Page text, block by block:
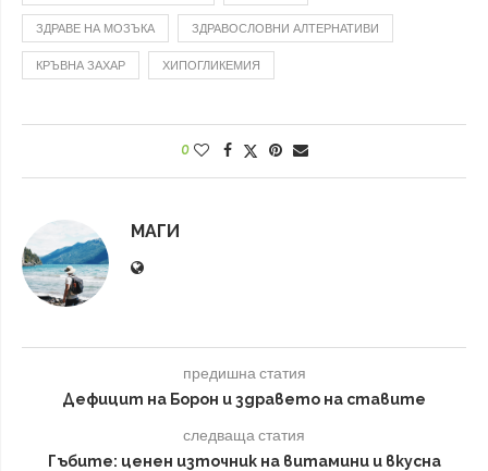
ЗДРАВЕ НА МОЗЪКА ЗДРАВОСЛОВНИ АЛТЕРНАТИВИ
КРЪВНА ЗАХАР ХИПОГЛИКЕМИЯ
0
МАГИ
предишна статия
Дефицит на Борон и здравето на ставите
следваща статия
Гъбите: ценен източник на витамини и вкусна